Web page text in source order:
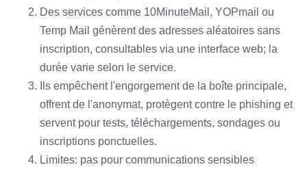
Des services comme 10MinuteMail, YOPmail ou
Temp Mail génèrent des adresses aléatoires sans
inscription, consultables via une interface web; la
durée varie selon le service.
Ils empêchent l'engorgement de la boîte principale,
offrent de l'anonymat, protègent contre le phishing et
servent pour tests, téléchargements, sondages ou
inscriptions ponctuelles.
Limites: pas pour communications sensibles